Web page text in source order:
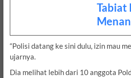
Tabiat
“Polisi datang ke sini dulu, izin mau
ujarnya.
Dia melihat lebih dari 10 anggota